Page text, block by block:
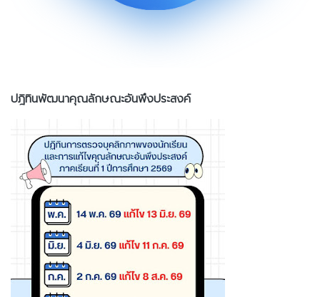
ปฎิทินพัฒนาคุณลักษณะอันพึงประสงค์